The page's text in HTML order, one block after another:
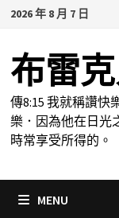
Skip
content
2026 年 8 月 7 日
布雷
傳8:15 我就稱讚快
樂．因為他在日光
時常享受所得的。
MENU